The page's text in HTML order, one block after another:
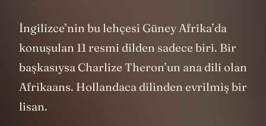
İngilizce’nin bu lehçesi Güney Afrika’da
konuşulan 11 resmi dilden sadece biri. Bir
başkasıysa Charlize Theron’un ana dili olan
Afrikaans. Hollandaca dilinden evrilmiş bir
lisan.